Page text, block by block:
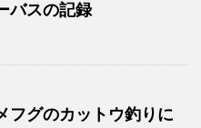
バスの記録
フグのカットウ釣りに